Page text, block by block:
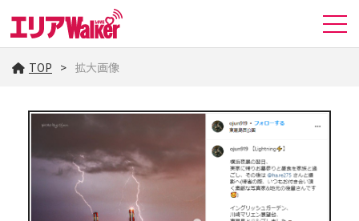
TOP 拡大画像